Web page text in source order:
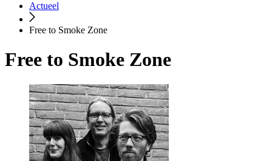
Actueel
Free to Smoke Zone
Free to Smoke Zone